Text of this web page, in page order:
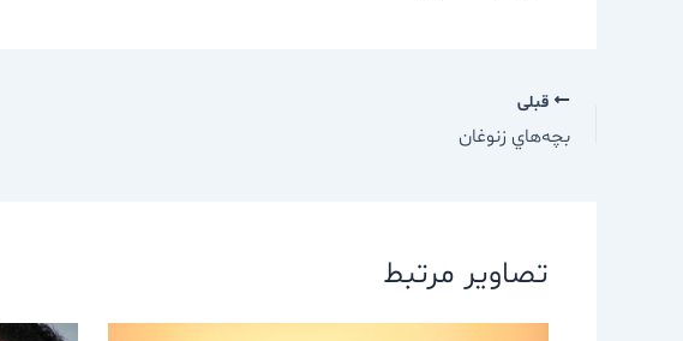
قبلی
بچه‌هاي زنوغان
تصاویر مرتبط